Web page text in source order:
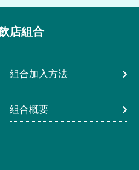
店組合
組合加入方法
組合概要